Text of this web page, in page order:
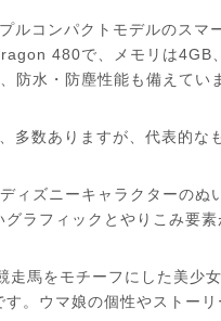
ルコンパクトモデルのスマ
480で、メモリは4GB
防水・防塵性能も備えてい
数ありますが、代表的な
ィズニーキャラクターのぬ
ラフィックとやりこみ要素
走馬をモチーフにした美少
。ウマ娘の個性やストーリ